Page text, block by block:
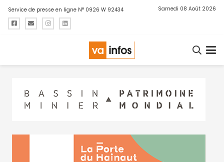
Service de presse en ligne N° 0926 W 92434 Samedi 08 Août 2026